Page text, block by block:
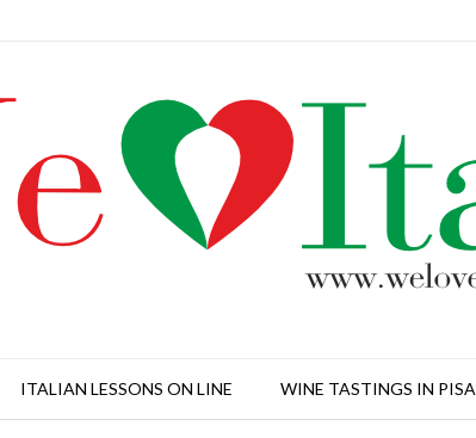
ITALIAN LESSONS ON LINE WINE TASTINGS IN PISA